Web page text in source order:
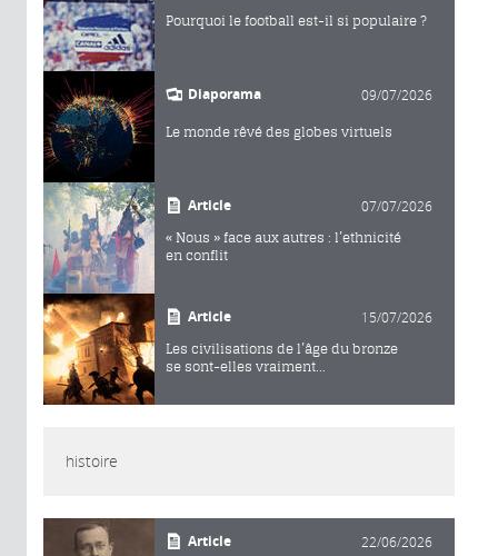
Pourquoi le football est-il si populaire ?
Diaporama 09/07/2026
Le monde rêvé des globes virtuels
Article 07/07/2026
« Nous » face aux autres : l’ethnicité
en conflit
Article 15/07/2026
Les civilisations de l’âge du bronze
se sont-elles vraiment...
histoire
Article 22/06/2026